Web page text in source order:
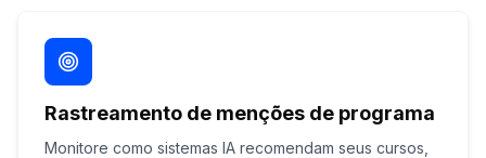
Rastreamento de menções de programa
Monitore como sistemas IA recomendam seus cursos,